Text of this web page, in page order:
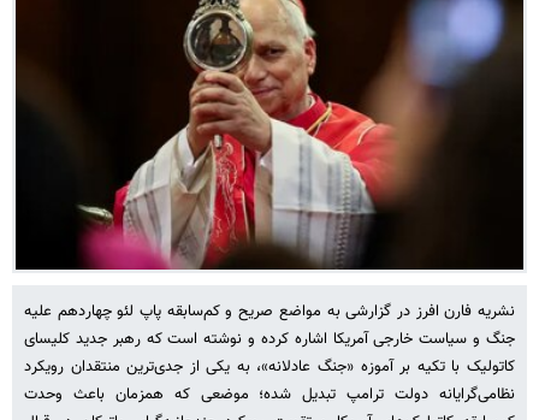
نشریه فارن افرز در گزارشی به مواضع صریح و کم‌سابقه پاپ لئو چهاردهم علیه
جنگ و سیاست خارجی آمریکا اشاره کرده و نوشته است که رهبر جدید کلیسای
کاتولیک با تکیه بر آموزه «جنگ عادلانه»، به یکی از جدی‌ترین منتقدان رویکرد
نظامی‌گرایانه دولت ترامپ تبدیل شده؛ موضعی که همزمان باعث وحدت